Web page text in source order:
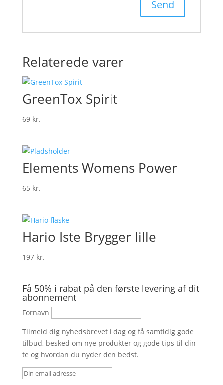
Relaterede varer
GreenTox Spirit
69 kr.
Elements Womens Power
65 kr.
Hario Iste Brygger lille
197 kr.
Få 50% i rabat på den første levering af dit
abonnement
Fornavn
Tilmeld dig nyhedsbrevet i dag og få samtidig gode
tilbud, besked om nye produkter og gode tips til din
te og hvordan du nyder den bedst.